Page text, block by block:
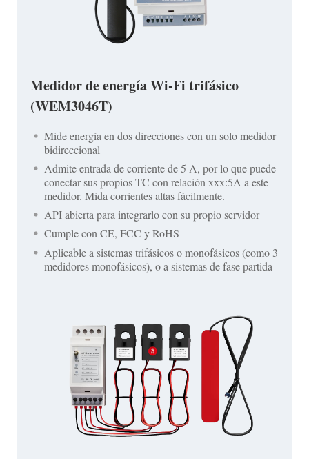
Medidor de energía Wi-Fi trifásico
(WEM3046T)
Mide energía en dos direcciones con un solo medidor
bidireccional
Admite entrada de corriente de 5 A, por lo que puede
conectar sus propios TC con relación xxx:5A a este
medidor. Mida corrientes altas fácilmente.
API abierta para integrarlo con su propio servidor
Cumple con CE, FCC y RoHS
Aplicable a sistemas trifásicos o monofásicos (como 3
medidores monofásicos), o a sistemas de fase partida